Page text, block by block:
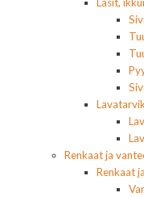
Renkaat ja
Renkaat